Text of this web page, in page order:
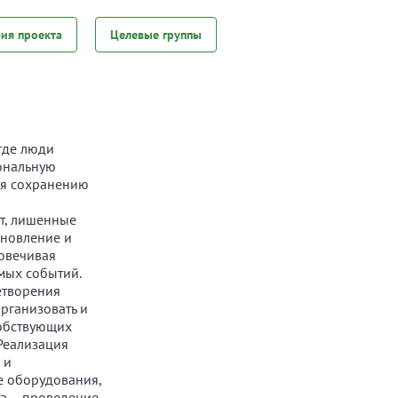
проекта Целевые группы
люди
сохранению
лишенные
и
событий.
и
и
оборудования,